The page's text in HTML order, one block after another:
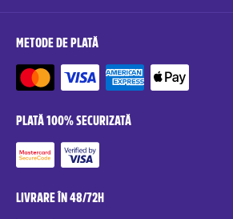
METODE DE PLATĂ
PLATĂ 100% SECURIZATĂ
LIVRARE ÎN 48/72H